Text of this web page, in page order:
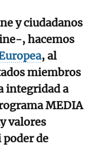
y ciudadanos
, hacemos
, al
miembros
integridad a
MEDIA
valores
de